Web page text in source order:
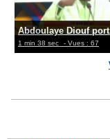
Abdoulaye Diouf
1 min 38 sec - Vues : 67